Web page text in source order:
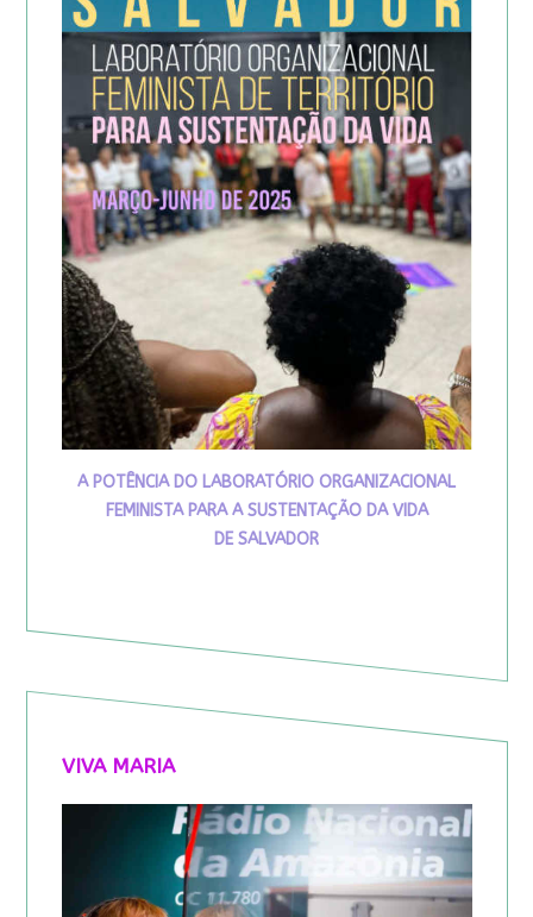
A POTÊNCIA DO LABORATÓRIO ORGANIZACIONAL
FEMINISTA PARA A SUSTENTAÇÃO DA VIDA
DE SALVADOR
VIVA MARIA